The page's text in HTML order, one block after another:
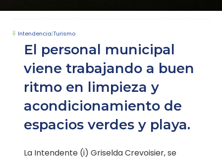
Intendencia|Turismo
El personal municipal
viene trabajando a buen
ritmo en limpieza y
acondicionamiento de
espacios verdes y playa.
La Intendente (i) Griselda Crevoisier, se